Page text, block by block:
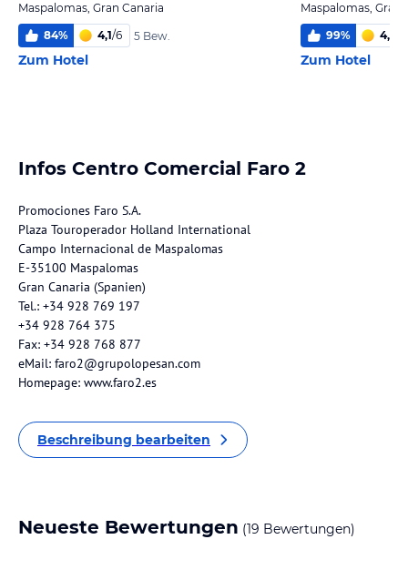
Maspalomas, Gran Canaria
84% 4,1/6 5 Bew.
Zum Hotel
Maspalomas, Gran
99% 4,0
Zum Hotel
Infos Centro Comercial Faro 2
Promociones Faro S.A.
Plaza Touroperador Holland International
Campo Internacional de Maspalomas
E-35100 Maspalomas
Gran Canaria (Spanien)
Tel.: +34 928 769 197
+34 928 764 375
Fax: +34 928 768 877
eMail: faro2@grupolopesan.com
Homepage: www.faro2.es
Beschreibung bearbeiten
Neueste Bewertungen (19 Bewertungen)